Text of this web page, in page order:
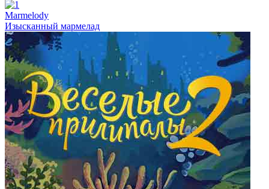
Marmelody
Изысканный мармелад